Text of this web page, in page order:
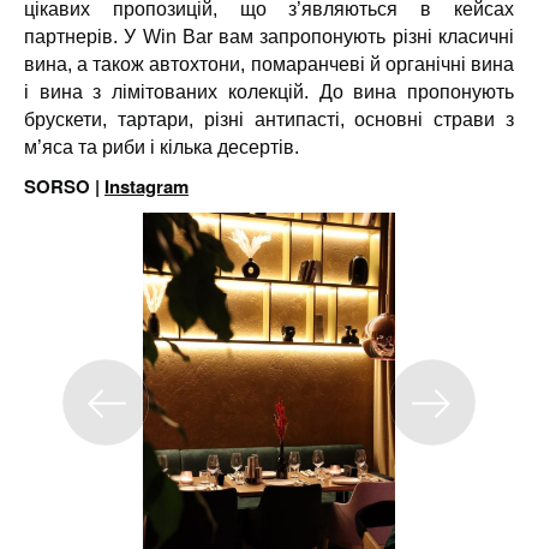
цікавих пропозицій, що з’являються в кейсах
партнерів. У Win Bar вам запропонують різні класичні
вина, а також автохтони, помаранчеві й органічні вина
і вина з лімітованих колекцій. До вина пропонують
брускети, тартари, різні антипасті, основні страви з
м’яса та риби і кілька десертів.
SORSO | Instagram